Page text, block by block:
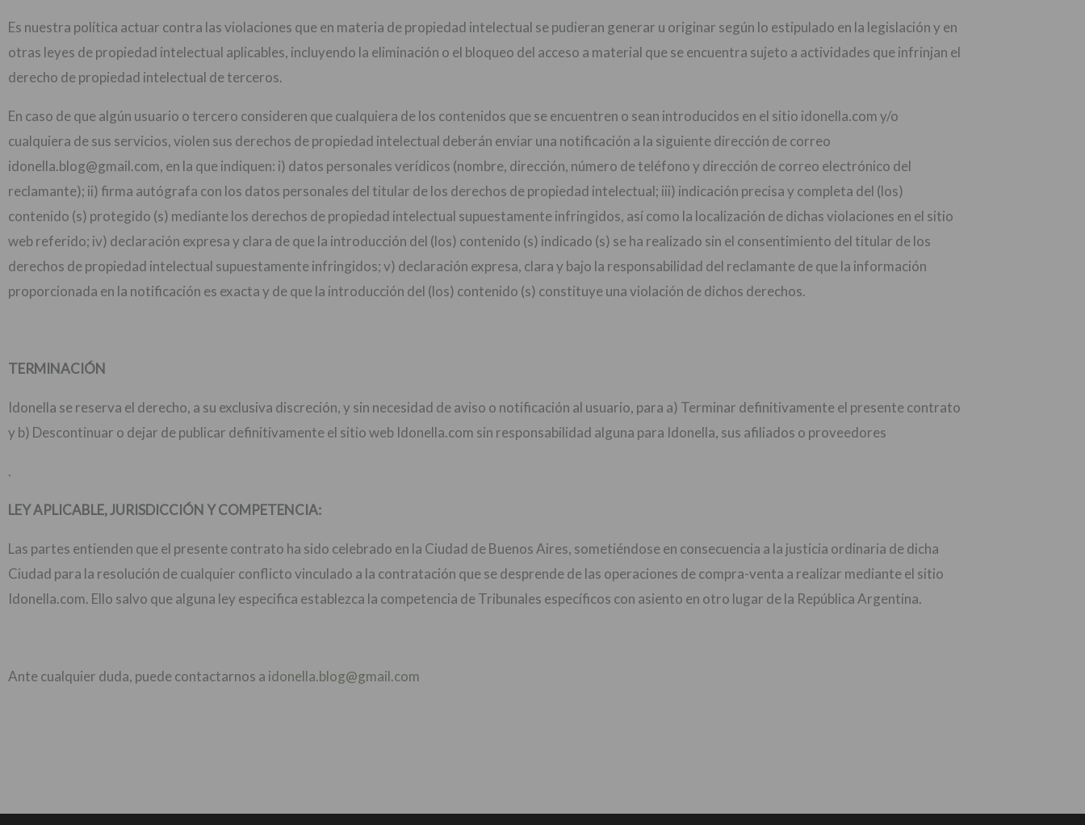
Es nuestra política actuar contra las violaciones que en materia de propiedad intelectual se pudieran generar u originar según lo estipulado en la legislación y en
otras leyes de propiedad intelectual aplicables, incluyendo la eliminación o el bloqueo del acceso a material que se encuentra sujeto a actividades que infrinjan el
derecho de propiedad intelectual de terceros.
En caso de que algún usuario o tercero consideren que cualquiera de los contenidos que se encuentren o sean introducidos en el sitio idonella.com y/o
cualquiera de sus servicios, violen sus derechos de propiedad intelectual deberán enviar una notificación a la siguiente dirección de correo
idonella.blog@gmail.com, en la que indiquen: i) datos personales verídicos (nombre, dirección, número de teléfono y dirección de correo electrónico del
reclamante); ii) firma autógrafa con los datos personales del titular de los derechos de propiedad intelectual; iii) indicación precisa y completa del (los)
contenido (s) protegido (s) mediante los derechos de propiedad intelectual supuestamente infringidos, así como la localización de dichas violaciones en el sitio
web referido; iv) declaración expresa y clara de que la introducción del (los) contenido (s) indicado (s) se ha realizado sin el consentimiento del titular de los
derechos de propiedad intelectual supuestamente infringidos; v) declaración expresa, clara y bajo la responsabilidad del reclamante de que la información
proporcionada en la notificación es exacta y de que la introducción del (los) contenido (s) constituye una violación de dichos derechos.
TERMINACIÓN
Idonella se reserva el derecho, a su exclusiva discreción, y sin necesidad de aviso o notificación al usuario, para a) Terminar definitivamente el presente contrato
y b) Descontinuar o dejar de publicar definitivamente el sitio web Idonella.com sin responsabilidad alguna para Idonella, sus afiliados o proveedores
.
LEY APLICABLE, JURISDICCIÓN Y COMPETENCIA:
Las partes entienden que el presente contrato ha sido celebrado en la Ciudad de Buenos Aires, sometiéndose en consecuencia a la justicia ordinaria de dicha
Ciudad para la resolución de cualquier conflicto vinculado a la contratación que se desprende de las operaciones de compra-venta a realizar mediante el sitio
Idonella.com. Ello salvo que alguna ley especifica establezca la competencia de Tribunales específicos con asiento en otro lugar de la República Argentina.
Ante cualquier duda, puede contactarnos a idonella.blog@gmail.com